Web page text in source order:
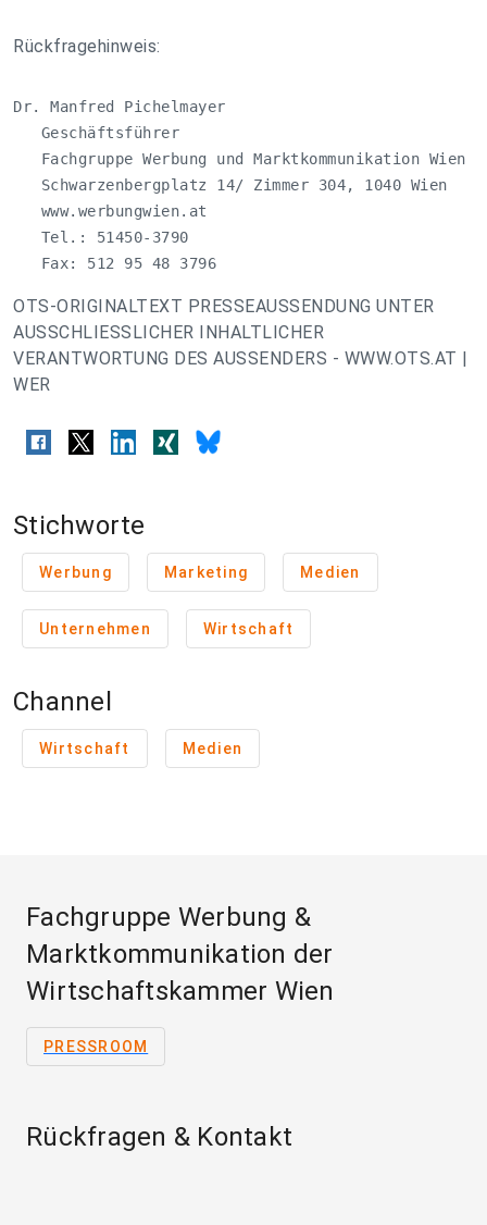
Rückfragehinweis:
Dr. Manfred Pichelmayer
   Geschäftsführer
   Fachgruppe Werbung und Marktkommunikation Wien
   Schwarzenbergplatz 14/ Zimmer 304, 1040 Wien
   www.werbungwien.at
   Tel.: 51450-3790
   Fax: 512 95 48 3796
OTS-ORIGINALTEXT PRESSEAUSSENDUNG UNTER
AUSSCHLIESSLICHER INHALTLICHER
VERANTWORTUNG DES AUSSENDERS - WWW.OTS.AT |
WER
Stichworte
Werbung Marketing Medien
Unternehmen Wirtschaft
Channel
Wirtschaft Medien
Fachgruppe Werbung &
Marktkommunikation der
Wirtschaftskammer Wien
PRESSROOM
Rückfragen & Kontakt